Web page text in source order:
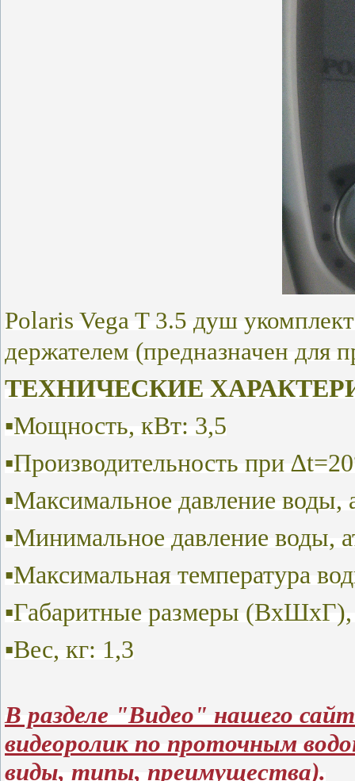
Polaris Vega T 3.5 душ
держателем (предназначен для
ТЕХНИЧЕСКИЕ
▪Мощность, кВт: 3,5
▪Производительность при
▪Максимальное давление воды,
▪Минимальное давление воды,
▪Максимальная температура
▪Габаритные размеры
▪Вес, кг: 1,3
В разделе "Видео" нашего
видеоролик по проточным
виды, типы, преимущества).